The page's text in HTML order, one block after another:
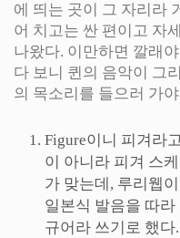
에 띄는 곳이 그 자리라
어 치고는 싼 편이고 자
나왔다. 이만하면 깔래
다 보니 퀸의 음악이 그
의 목소리를 들으러 가
Figure이니 피겨라
이 아니라 피겨 스
가 맞는데, 루리웹
일본식 발음을 따
규어라 쓰기로 했다